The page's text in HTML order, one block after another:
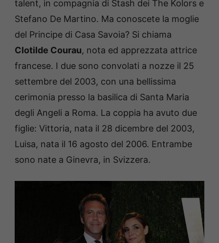
talent, in compagnia di Stash dei The Kolors e
Stefano De Martino. Ma conoscete la moglie
del Principe di Casa Savoia? Si chiama
Clotilde Courau, nota ed apprezzata attrice
francese. I due sono convolati a nozze il 25
settembre del 2003, con una bellissima
cerimonia presso la basilica di Santa Maria
degli Angeli a Roma. La coppia ha avuto due
figlie: Vittoria, nata il 28 dicembre del 2003,
Luisa, nata il 16 agosto del 2006. Entrambe
sono nate a Ginevra, in Svizzera.